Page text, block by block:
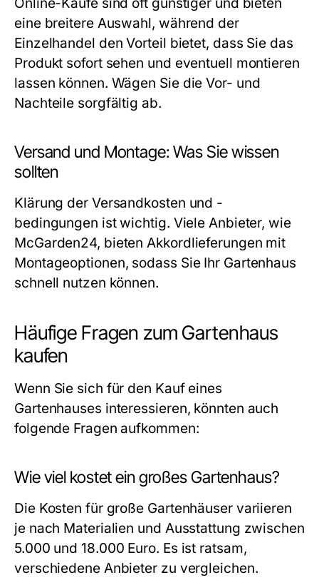
eine breitere Auswahl, während der
Einzelhandel den Vorteil bietet, dass Sie das
Produkt sofort sehen und eventuell montieren
lassen können. Wägen Sie die Vor- und
Nachteile sorgfältig ab.
Versand und Montage: Was Sie wissen
sollten
Klärung der Versandkosten und -
bedingungen ist wichtig. Viele Anbieter, wie
McGarden24, bieten Akkordlieferungen mit
Montageoptionen, sodass Sie Ihr Gartenhaus
schnell nutzen können.
Häufige Fragen zum Gartenhaus
kaufen
Wenn Sie sich für den Kauf eines
Gartenhauses interessieren, könnten auch
folgende Fragen aufkommen:
Wie viel kostet ein großes Gartenhaus?
Die Kosten für große Gartenhäuser variieren
je nach Materialien und Ausstattung zwischen
5.000 und 18.000 Euro. Es ist ratsam,
verschiedene Anbieter zu vergleichen.